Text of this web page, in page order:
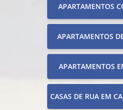
APARTAMENTOS
APARTAMENTOS
APARTAMENTOS
CASAS DE RUA EM